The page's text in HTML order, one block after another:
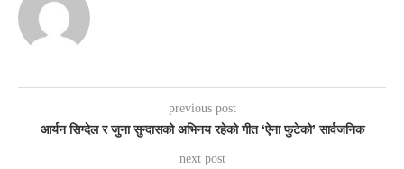
previous post
आर्यन सिग्देल र जुना सुन्दासको अभिनय रहेकाे गीत ‘ऐना फुटेको’ सार्वजनिक
next post